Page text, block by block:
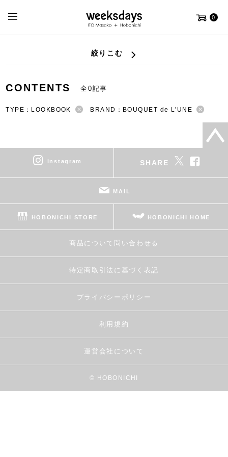
0
絞りこむ
CONTENTS 全0記事
TYPE：LOOKBOOK BRAND：BOUQUET de L'UNE
instagram SHARE
MAIL
HOBONICHI STORE HOBONICHI HOME
商品について問い合わせる
特定商取引法に基づく表記
プライバシーポリシー
利用規約
運営会社について
© HOBONICHI